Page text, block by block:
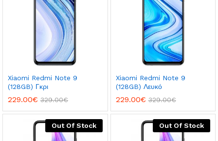
Xiaomi Redmi Note 9
(128GB) Γκρι
229.00€ 329.00€
Xiaomi Redmi Note 9
(128GB) Λευκό
229.00€ 329.00€
Out Of Stock Out Of Stock